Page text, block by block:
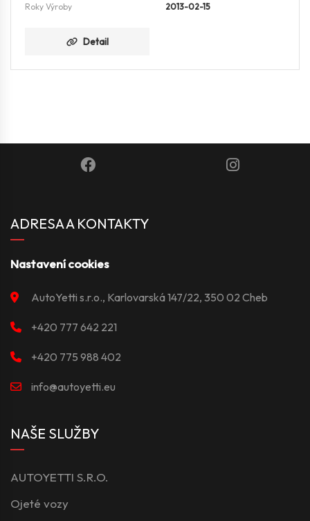
Roky Výroby
2013-02-15
Detail
ADRESA A KONTAKTY
Nastavení cookies
AutoYetti s.r.o., Karlovarská 147/22, 350 02 Cheb
+420 777 642 221
+420 775 988 402
info@autoyetti.eu
NAŠE SLUŽBY
AUTOYETTI S.R.O.
Ojeté vozy